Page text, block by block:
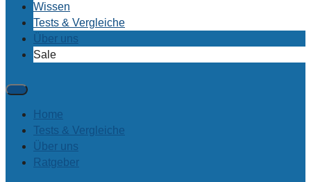
Wissen
Tests & Vergleiche
Über uns
Sale
Home
Tests & Vergleiche
Über uns
Ratgeber